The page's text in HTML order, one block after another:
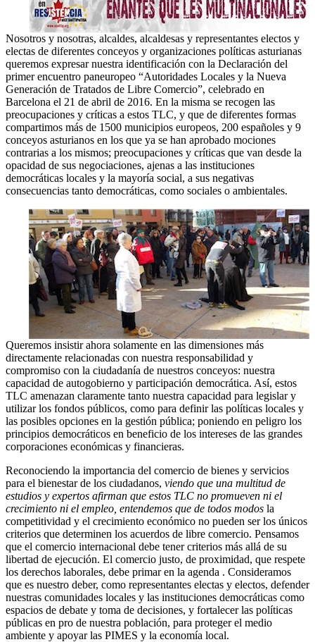
Nosotros y nosotras, alcaldes, alcaldesas y representantes electos y
electas de diferentes conceyos y organizaciones políticas asturianas
queremos expresar nuestra identificación con la Declaración del
primer encuentro paneuropeo “Autoridades Locales y la Nueva
Generación de Tratados de Libre Comercio”, celebrado en
Barcelona el 21 de abril de 2016. En la misma se recogen las
preocupaciones y críticas a estos TLC, y que de diferentes formas
compartimos más de 1500 municipios europeos, 200 españoles y 9
conceyos asturianos en los que ya se han aprobado mociones
contrarias a los mismos; preocupaciones y críticas que van desde la
opacidad de sus negociaciones, ajenas a las instituciones
democráticas locales y la mayoría social, a sus negativas
consecuencias tanto democráticas, como sociales o ambientales.
Queremos insistir ahora solamente en las dimensiones más
directamente relacionadas con nuestra responsabilidad y
compromiso con la ciudadanía de nuestros conceyos: nuestra
capacidad de autogobierno y participación democrática. Así, estos
TLC amenazan claramente tanto nuestra capacidad para legislar y
utilizar los fondos públicos, como para definir las políticas locales y
las posibles opciones en la gestión pública; poniendo en peligro los
principios democráticos en beneficio de los intereses de las grandes
corporaciones económicas y financieras.
Reconociendo la importancia del comercio de bienes y servicios
para el bienestar de los ciudadanos, viendo que una multitud de
estudios y expertos afirman que estos TLC no promueven ni el
crecimiento ni el empleo, entendemos que de todos modos la
competitividad y el crecimiento económico no pueden ser los únicos
criterios que determinen los acuerdos de libre comercio. Pensamos
que el comercio internacional debe tener criterios más allá de su
libertad de ejecución. El comercio justo, de proximidad, que respete
los derechos laborales, debe primar en la agenda . Consideramos
que es nuestro deber, como representantes electas y electos, defender
nuestras comunidades locales y las instituciones democráticas como
espacios de debate y toma de decisiones, y fortalecer las políticas
públicas en pro de nuestra población, para proteger el medio
ambiente y apoyar las PIMES y la economía local.